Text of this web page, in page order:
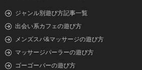
ジャンル別遊び方記事一覧
出会い系カフェの遊び方
メンズスパ&マッサージの遊び方
マッサージパーラーの遊び方
ゴーゴーバーの遊び方